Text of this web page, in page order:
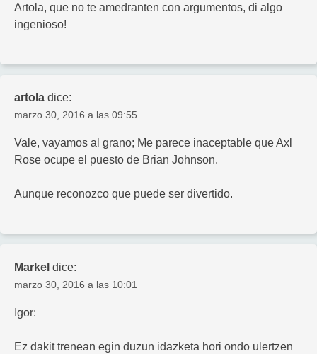
Artola, que no te amedranten con argumentos, di algo
ingenioso!
artola dice:
marzo 30, 2016 a las 09:55
Vale, vayamos al grano; Me parece inaceptable que Axl
Rose ocupe el puesto de Brian Johnson.
Aunque reconozco que puede ser divertido.
Markel dice:
marzo 30, 2016 a las 10:01
Igor:
Ez dakit trenean egin duzun idazketa hori ondo ulertzen